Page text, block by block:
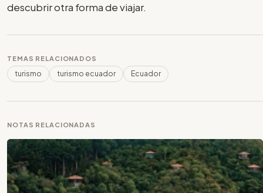
descubrir otra forma de viajar.
TEMAS RELACIONADOS
turismo turismo ecuador Ecuador
NOTAS RELACIONADAS